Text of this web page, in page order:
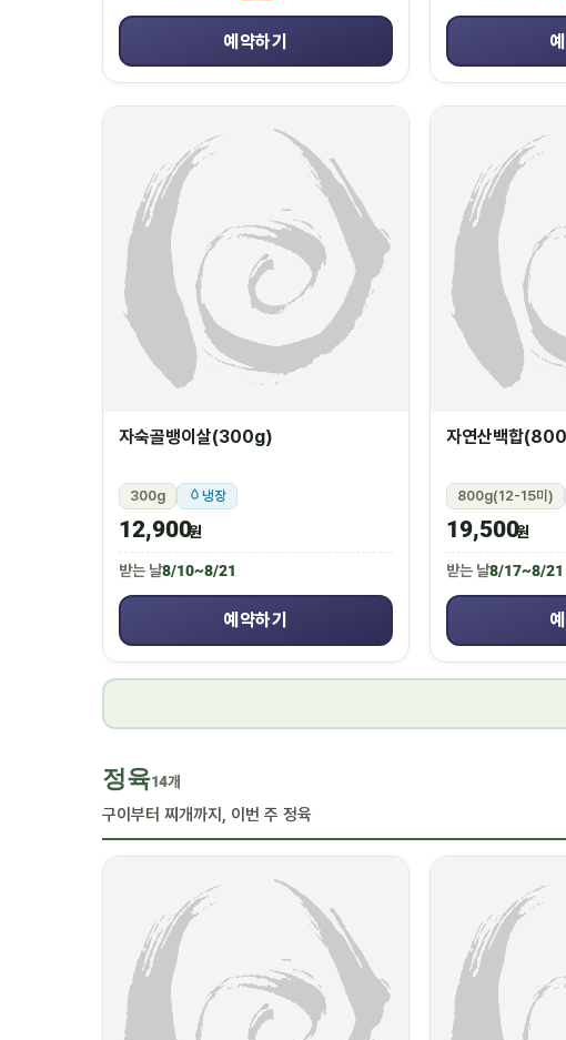
예약하기
자숙골뱅이살(300g)
300g 냉장
12,900원
받는 날8/10~8/21
예약하기
자연산백합
800g(12-15미)
19,500원
받는 날8/17~8/21
정육14개
구이부터 찌개까지, 이번 주 정육